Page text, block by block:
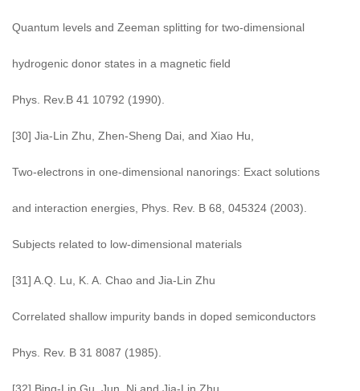
Quantum levels and Zeeman splitting for two-dimensional
hydrogenic donor states in a magnetic field
Phys. Rev.B 41 10792 (1990).
[30] Jia-Lin Zhu, Zhen-Sheng Dai, and Xiao Hu,
Two-electrons in one-dimensional nanorings: Exact solutions
and interaction energies, Phys. Rev. B 68, 045324 (2003).
Subjects related to low-dimensional materials
[31] A.Q. Lu, K. A. Chao and Jia-Lin Zhu
Correlated shallow impurity bands in doped semiconductors
Phys. Rev. B 31 8087 (1985).